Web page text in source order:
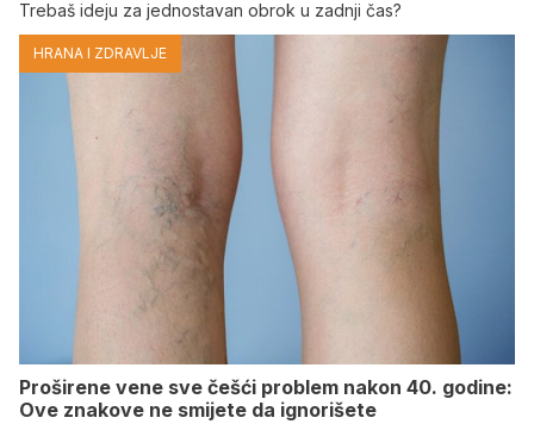
Trebaš ideju za jednostavan obrok u zadnji čas?
HRANA I ZDRAVLJE
Proširene vene sve češći problem nakon 40. godine:
Ove znakove ne smijete da ignorišete